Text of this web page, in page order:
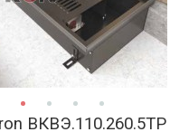
ВКВЭ.110.260.5ТР